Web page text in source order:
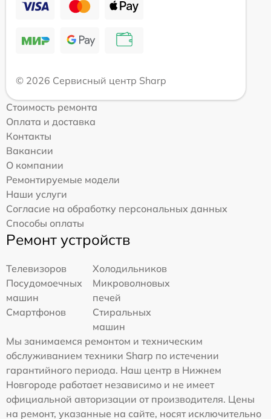
© 2026 Сервисный центр Sharp
Стоимость ремонта
Оплата и доставка
Контакты
Вакансии
О компании
Ремонтируемые модели
Наши услуги
Согласие на обработку персональных данных
Способы оплаты
Ремонт устройств
Телевизоров
Холодильников
Посудомоечных
машин
Микроволновых
печей
Смартфонов
Стиральных
машин
Мы занимаемся ремонтом и техническим
обслуживанием техники Sharp по истечении
гарантийного периода. Наш центр в Нижнем
Новгороде работает независимо и не имеет
официальной авторизации от производителя. Цены
на ремонт, указанные на сайте, носят исключительно